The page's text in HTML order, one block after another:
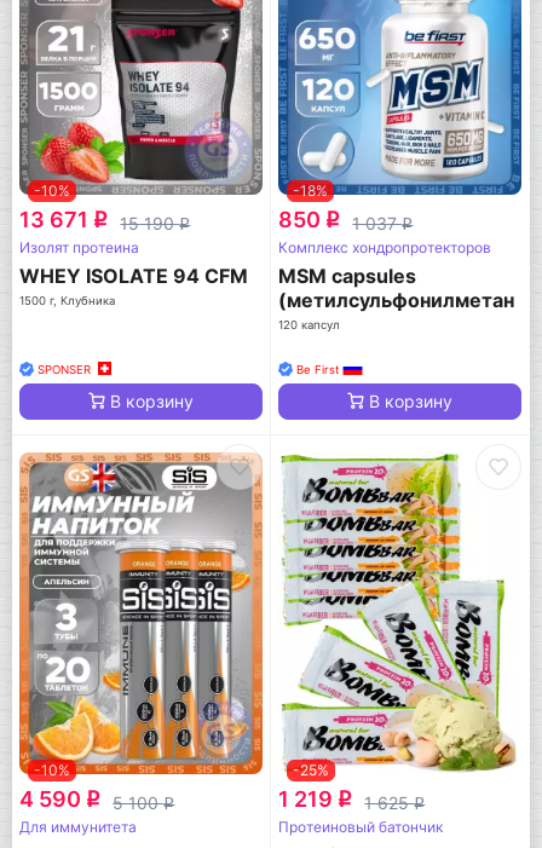
-10%
13 671 q 15 190q
Изолят протеина
WHEY ISOLATE 94 CFM
1500 г, Клубника
SPONSER
В корзину
-18%
850 q 1 037q
Комплекс хондропротекторов
MSM capsules
(метилсульфонилметан
/ МСМ)
120 капсул
Be First
В корзину
-10%
4 590 q 5 100q
Для иммунитета
-25%
1 219 q 1 625q
Протеиновый батончик